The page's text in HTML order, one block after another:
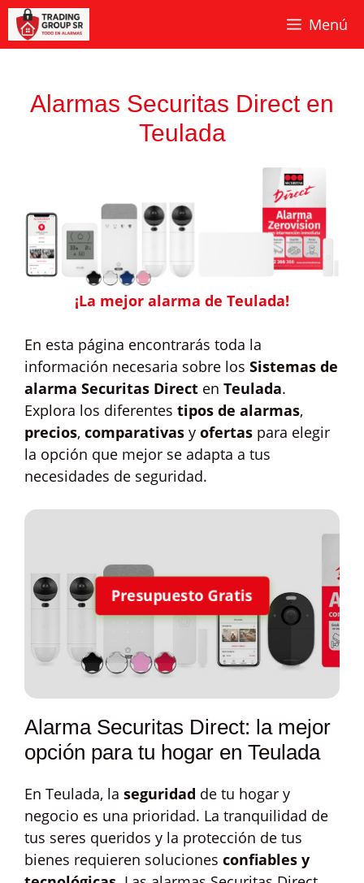
Saltar
contenido
Menú
Alarmas Securitas Direct en
Teulada
¡La mejor alarma de Teulada!
En esta página encontrarás toda la
información necesaria sobre los Sistemas de
alarma Securitas Direct en Teulada.
Explora los diferentes tipos de alarmas,
precios, comparativas y ofertas para elegir
la opción que mejor se adapta a tus
necesidades de seguridad.
Presupuesto Gratis
Alarma Securitas Direct: la mejor
opción para tu hogar en Teulada
En Teulada, la seguridad de tu hogar y
negocio es una prioridad. La tranquilidad de
tus seres queridos y la protección de tus
bienes requieren soluciones confiables y